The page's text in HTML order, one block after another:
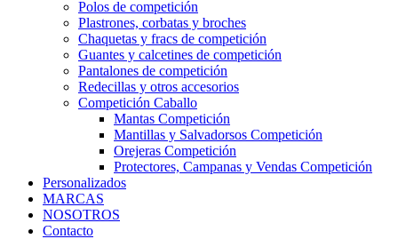
Polos de competición
Plastrones, corbatas y broches
Chaquetas y fracs de competición
Guantes y calcetines de competición
Pantalones de competición
Redecillas y otros accesorios
Competición Caballo
Mantas Competición
Mantillas y Salvadorsos Competición
Orejeras Competición
Protectores, Campanas y Vendas Competición
Personalizados
MARCAS
NOSOTROS
Contacto